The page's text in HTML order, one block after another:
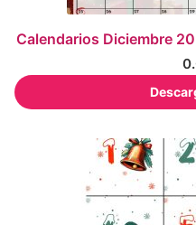
Calendarios Diciembre